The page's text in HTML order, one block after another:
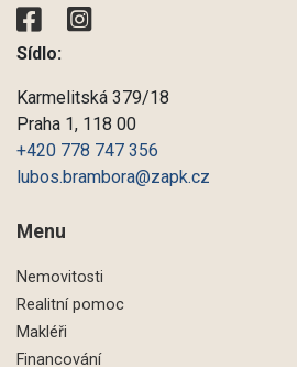
Sídlo:
Karmelitská 379/18
Praha 1, 118 00
+420 778 747 356
lubos.brambora@zapk.cz
Menu
Nemovitosti
Realitní pomoc
Makléři
Financování